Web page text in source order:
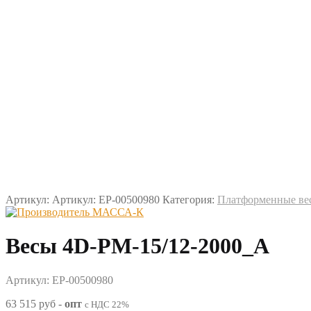
Артикул: Артикул: EP-00500980 Категория: Платформенные
Весы 4D-PM-15/12-2000_A
Артикул: EP-00500980
63 515 руб - опт с НДС 22%